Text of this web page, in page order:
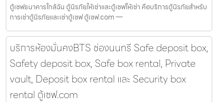
ตู้เซฟธนาคารใกล้ฉัน ตู้นิรภัยให้เช่าและตู้เซฟให้เช่า คือบริการตู้นิรภัยสำหรับ
การเช่าตู้นิรภัยและเช่าตู้เซฟ ตู้เซฟ.com —
บริการห้องมั่นคงBTS ช่องนนทรี Safe deposit box,
Safety deposit box, Safe box rental, Private
vault, Deposit box rental และ Security box
rental ตู้เซฟ.com